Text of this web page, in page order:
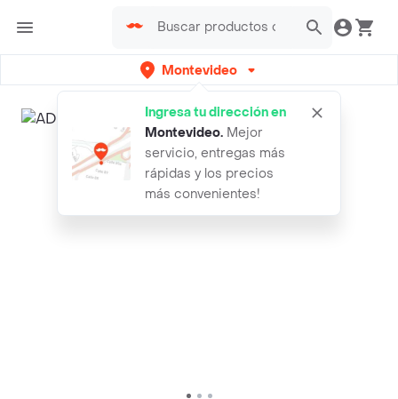
Montevideo
Ingresa tu dirección en
Montevideo. Mejor
servicio, entregas más
rápidas y los precios
más convenientes!